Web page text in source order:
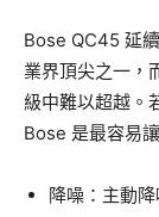
Bose QC45 延
業界頂尖之一，
級中難以超越。
Bose 是最容易
降噪：主動